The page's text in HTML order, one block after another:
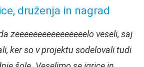
druženja in nagrad
zeeeeeeeeeeeeeeeelo veseli, saj
ker so v projektu sodelovali tudi